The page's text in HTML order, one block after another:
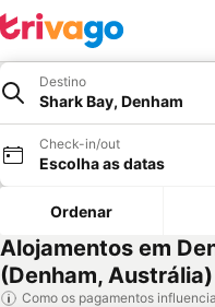
Destino
Shark Bay, Denham
Check-in/out
Escolha as datas
Ordenar
Alojamentos em
(Denham, Austrália)
Como os pagamentos